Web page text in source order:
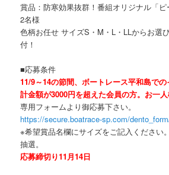
賞品：防寒効果抜群！番組オリジナル「ピ
2名様
色柄お任せ サイズS・M・L・LLからお選
付！
■応募条件
11/9～14の節間、ボートレース平和島で
計金額が3000円を超えた会員の方。お一
専用フォームより御応募下さい。
https://secure.boatrace-sp.com/
※希望賞品名欄にサイズをご記入ください
抽選。
応募締切り11月14日